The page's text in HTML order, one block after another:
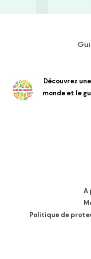
Découvrez
monde et le
A
Politique de